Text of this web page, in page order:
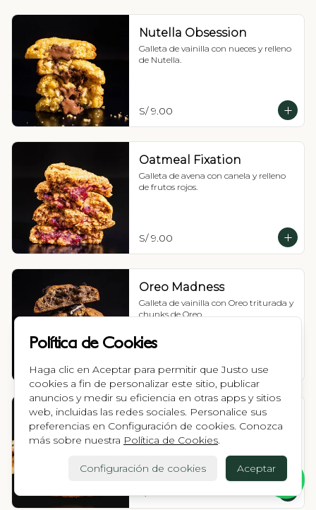
Nutella Obsession
Galleta de vainilla con nueces y relleno
de Nutella.
S/ 9.00
Oatmeal Fixation
Galleta de avena con canela y relleno
de frutos rojos.
S/ 9.00
Oreo Madness
Galleta de vainilla con Oreo triturada y
chunks de Oreo.
S/ 9.00
Vicio
Galleta de vainilla con chunks de
chocolate blanco y relleno de manjar
S/ 9.00
Política de Cookies
Haga clic en Aceptar para permitir que Justo use
cookies a fin de personalizar este sitio, publicar
anuncios y medir su eficiencia en otras apps y sitios
web, incluidas las redes sociales. Personalice sus
preferencias en Configuración de cookies. Conozca
más sobre nuestra Política de Cookies.
Configuración de cookies Aceptar